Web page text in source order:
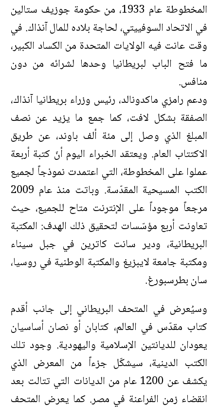
المخطوطة عام 1933، من حكومة جوزيف ستالين
في الاتحاد السوفييتي، لحاجة بلاده للمال آنذاك. في
وقت عانت فيه الولايات المتحدة من الكساد الكبير،
ما فتح الباب لبريطانيا وحدها لشرائه من دون
منافس.
ودعم رامزي ماكدونالد، رئيس وزراء بريطانيا آنذاك،
الصفقة بشكل لافت، كما جمع ما يزيد عن نصف
المبلغ الذي وصل إلى مئة ألف باوند، عن طريق
الاكتتاب العام. ويعتقد الخبراء اليوم أنّ كتبة أربعة
عملوا على المخطوطة، التي اعتمدت نموذجاً لجميع
الكتب المسيحية المقدّسة. وباتت منذ عام 2009
مرجعاً موجوداً على الإنترنت متاح للجميع، حيث
تعاونت أربع مؤسّسات لتحقيق ذلك الهدف: المكتبة
البريطانية، ودير سانت كاترين في جبل سيناء
ومكتبة جامعة لايبزيغ والمكتبة الوطنية في روسيا،
سان بطرسبورغ.
وسيُعرض في المتحف البريطاني إلى جانب أقدم
كتاب مقدّس في العالم، كتابان أو نصان أساسيان
يعودان للديانتين الإسلامية واليهودية. وجود تلك
الكتب الدينية، سيشكّل جزءاً من المعرض الذي
يكشف عن 1200 عام من الديانات التي تتالت بعد
انقضاء زمن الفراعنة في مصر. كما يعرض المتحف